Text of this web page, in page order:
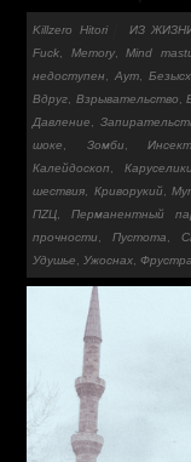
Killzero Hitori ИЗ
Fuck
Memory,Mind
недоступен
,Аут ,
Вдруг
Взрывательство ,
Давление
,
шоке
Зомби ,
Калейдоскоп
,
шеств­ия
Криворукий ,
ПZЦ ,Перманентный
прочности
,Пустота
Удушье
Ужоснах ,